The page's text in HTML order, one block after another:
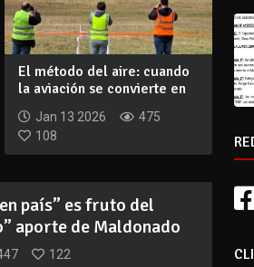
El método del aire: cuando
la aviación se convierte en
Jan 13 2026
475
108
país” es fruto del
aporte de Maldonado
122